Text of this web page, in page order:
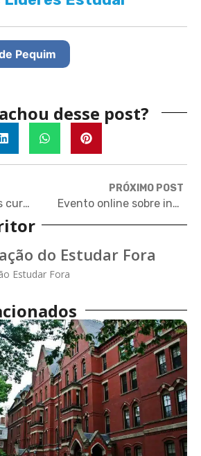
Pequim
desse post?
Inscrições abertas curso de liderança para recém-formados nos Estados Unidos
PRÓXIMO POST
Evento online sobre intercâmbio sorteia curso de inglês na Irlanda
do Estudar Fora
Estudar Fora